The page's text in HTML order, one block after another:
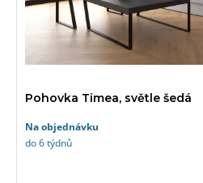
Pohovka Timea, světle šedá
Na objednávku
do 6 týdnů